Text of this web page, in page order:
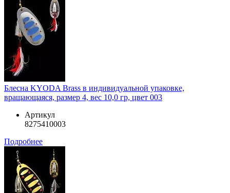
Блесна KYODA Brass в индивидуальной упаковке,
вращающаяся, размер 4, вес 10,0 гр, цвет 003
Артикул
8275410003
Подробнее